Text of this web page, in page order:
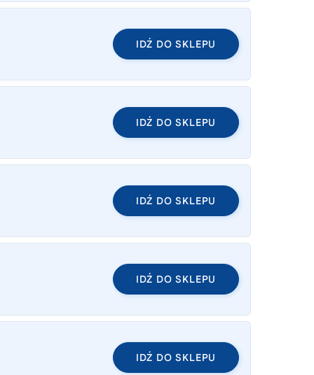
IDŹ DO SKLEPU
IDŹ DO SKLEPU
IDŹ DO SKLEPU
IDŹ DO SKLEPU
IDŹ DO SKLEPU